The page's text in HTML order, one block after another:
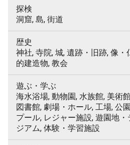
探検
洞窟, 島, 街道
歴史
神社, 寺院, 城, 遺跡・旧跡, 像・
的建造物, 教会
遊ぶ・学ぶ
海水浴場, 動物園, 水族館, 美術
図書館, 劇場・ホール, 工場, 公
プール, レジャー施設, 遊園地
ジアム, 体験・学習施設